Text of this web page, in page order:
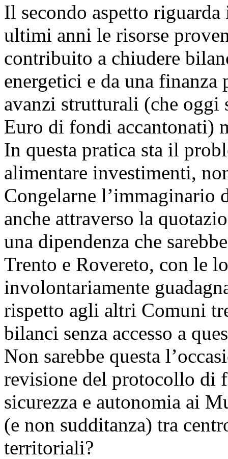
Il secondo aspetto
ultimi anni le risorse
contribuito a chiudere
energetici e da una
avanzi strutturali (che
Euro di fondi accantonati)
In questa pratica sta il
alimentare investimenti,
Congelarne l’immaginario
anche attraverso la
una dipendenza che
Trento e Rovereto, con le
involontariamente
rispetto agli altri Comuni
bilanci senza accesso a
Non sarebbe questa
revisione del protocollo di
sicurezza e autonomia ai
(e non sudditanza) tra
territoriali?